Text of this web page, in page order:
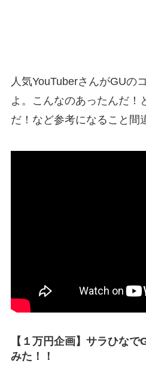
人気YouTuberさんがGUの
よ。こんなのあったんだ！
だ！など参考になること間
【１万円企画】サラひな
みた！！